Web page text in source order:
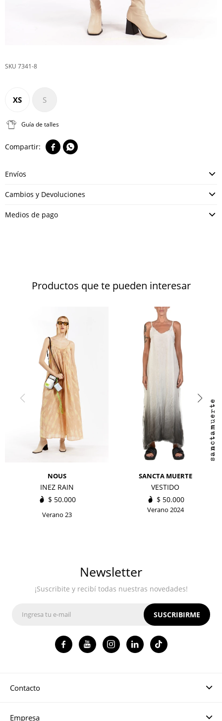
7341-8
XS S
Guía de talles
 
Envíos
Cambios y Devoluciones
Medios de pago
Productos que te pueden interesar
NOUS
INEZ RAIN
$ 50.000
Verano 23
SANCTA MUERTE
VESTIDO
$ 50.000
Verano 2024
Contacto
Empresa
Newsletter
¡Suscribite y recibí todas nuestras novedades!
SUSCRIBIRME
   